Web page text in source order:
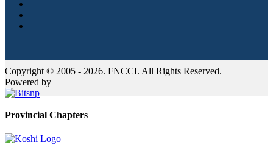
Copyright © 2005 - 2026. FNCCI. All Rights Reserved.
Powered by
Provincial Chapters